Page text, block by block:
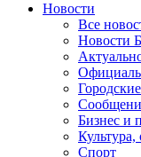
Новости
Все
Новости
Бизнес и
Культура,
Спорт